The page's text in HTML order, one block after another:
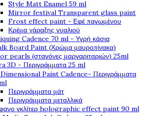
Style Matt Enamel 59 ml
Mirror festival Transparent glass paint
Frost effect paint - Εφέ παγωμένου
Κρέμα χάραξης γυαλιού
Cadence 70 ml - Υγρή κάσια
Board Paint (Χρώμα μαυροπίνακα)
pearls (σταγόνες μαργαριταριών) 25ml
3D - Περιγράμματα 25 ml
Dimensional Paint Cadence- Περιγράμματα
Περιγράμματα μάτ
Περιγράμματα μεταλλικά
γκλίτερ holographic effect paint 90 ml